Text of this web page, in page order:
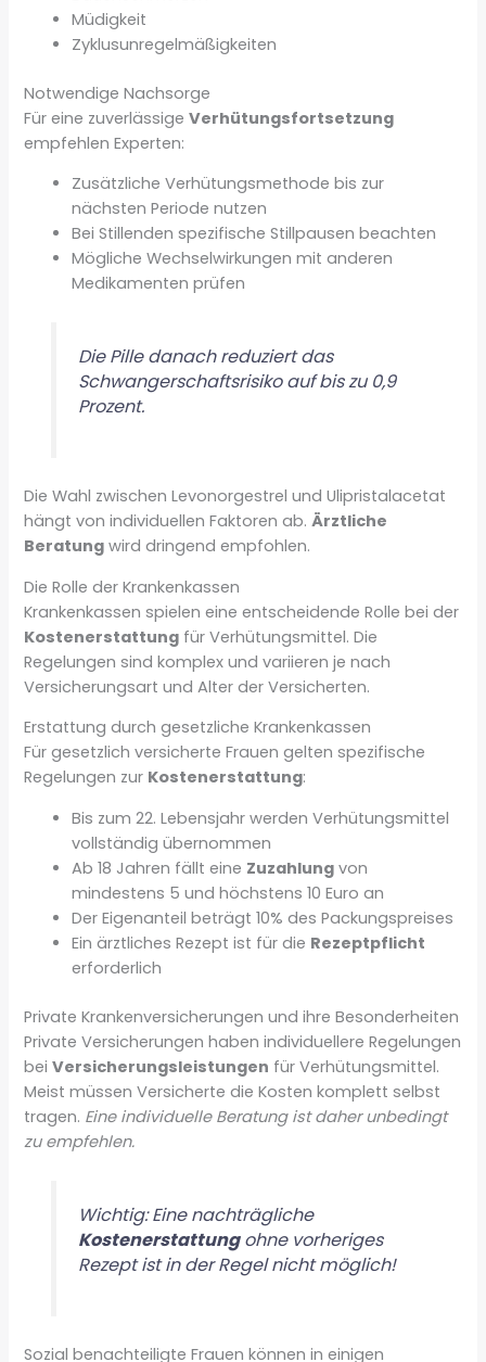
Müdigkeit
Zyklusunregelmäßigkeiten
Notwendige Nachsorge
Für eine zuverlässigeVerhütungsfortsetzung
empfehlen Experten:
Zusätzliche Verhütungsmethode bis zur
nächsten Periode nutzen
Bei Stillenden spezifische Stillpausen beachten
Mögliche Wechselwirkungen mit anderen
Medikamenten prüfen
Die Pille danach reduziert das
Schwangerschaftsrisiko auf bis zu 0,9
Prozent.
Die Wahl zwischen Levonorgestrel und Ulipristalacetat
hängt von individuellen Faktoren ab.Ärztliche
Beratung wird dringend empfohlen.
Die Rolle der Krankenkassen
Krankenkassen spielen eine entscheidende Rolle bei der
Kostenerstattung für Verhütungsmittel. Die
Regelungen sind komplex und variieren je nach
Versicherungsart und Alter der Versicherten.
Erstattung durch gesetzliche Krankenkassen
Für gesetzlich versicherte Frauen gelten spezifische
Regelungen zur Kostenerstattung:
Bis zum 22. Lebensjahr werden Verhütungsmittel
vollständig übernommen
Ab 18 Jahren fällt eine Zuzahlung von
mindestens 5 und höchstens 10 Euro an
Der Eigenanteil beträgt 10% des Packungspreises
Ein ärztliches Rezept ist für die Rezeptpflicht
erforderlich
Private Krankenversicherungen und ihre Besonderheiten
Private Versicherungen haben individuellere Regelungen
beiVersicherungsleistungen für Verhütungsmittel.
Meist müssen Versicherte die Kosten komplett selbst
tragen. Eine individuelle Beratung ist daher unbedingt
zu empfehlen.
Wichtig: Eine nachträgliche
Kostenerstattungohne vorheriges
Rezept ist in der Regel nicht möglich!
Sozial benachteiligte Frauen können in einigen